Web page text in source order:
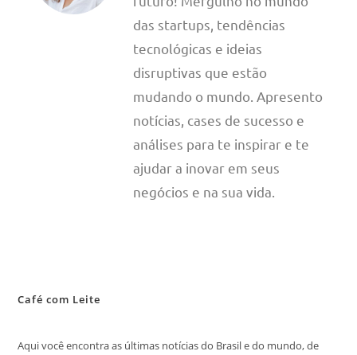
das startups, tendências
tecnológicas e ideias
disruptivas que estão
mudando o mundo. Apresento
notícias, cases de sucesso e
análises para te inspirar e te
ajudar a inovar em seus
negócios e na sua vida.
Café com Leite
Aqui você encontra as últimas notícias do Brasil e do mundo, de